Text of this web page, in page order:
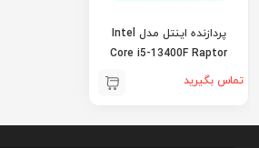
پردازنده اینتل مدل Intel
Core i5-13400F Raptor
تماس بگیرید